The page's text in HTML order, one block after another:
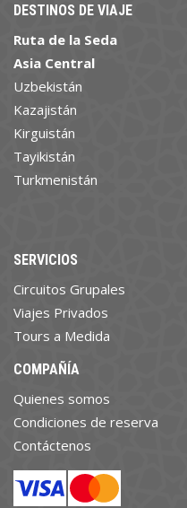
DESTINOS DE VIAJE
Ruta de la Seda
Asia Central
Uzbekistán
Kazajistán
Kirguistán
Tayikistán
Turkmenistán
SERVICIOS
Circuitos Grupales
Viajes Privados
Tours a Medida
COMPAÑÍA
Quienes somos
Condiciones de reserva
Contáctenos